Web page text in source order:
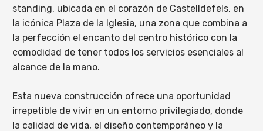
standing, ubicada en el corazón de Castelldefels, en
la icónica Plaza de la Iglesia, una zona que combina a
la perfección el encanto del centro histórico con la
comodidad de tener todos los servicios esenciales al
alcance de la mano.
Esta nueva construcción ofrece una oportunidad
irrepetible de vivir en un entorno privilegiado, donde
la calidad de vida, el diseño contemporáneo y la